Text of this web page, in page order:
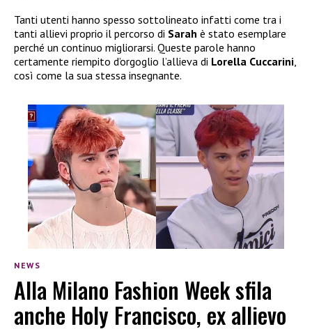
Tanti utenti hanno spesso sottolineato infatti come tra i
tanti allievi proprio il percorso di Sarah è stato esemplare
perché un continuo migliorarsi. Queste parole hanno
certamente riempito d’orgoglio l’allieva di Lorella Cuccarini,
così come la sua stessa insegnante.
NEWS
Alla Milano Fashion Week sfila
anche Holy Francisco, ex allievo